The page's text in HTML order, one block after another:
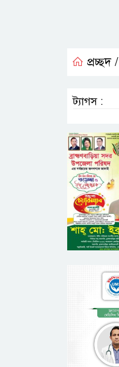
প্রচ্ছদ /
ট্যাগস :